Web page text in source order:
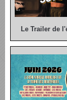
Le Trailer de